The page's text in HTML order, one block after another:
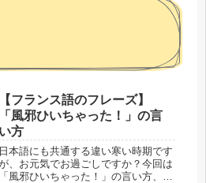
【フランス語のフレーズ】
「風邪ひいちゃった！」の言
い方
日本語にも共通する違い寒い時期です
、お元気でお過ごしですか？今回は
「風邪ひいちゃった！」の言い方、さ